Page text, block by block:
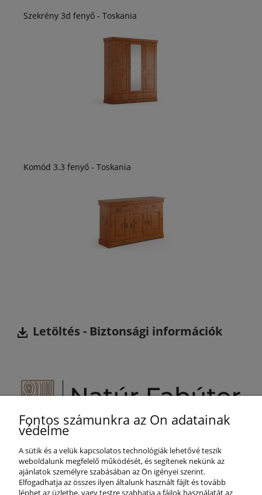
Szekrény 3d fenyő - Toskania
Komód 3.3 fenyő - Toskania
Letöltés - Biztonsági információk
Segítünk Önnek!
info@naturfabutor.hu
SEGÍTSÉG
Fontos számunkra az Ön adatainak
védelme
A sütik és a velük kapcsolatos technológiák lehetővé teszik
weboldalunk megfelelő működését, és segítenek nekünk az
ajánlatok személyre szabásában az Ön igényei szerint.
Elfogadhatja az összes ilyen általunk használt fájlt és tovább
léphet az üzletbe, vagy testre szabhatja a fájlok használatát az